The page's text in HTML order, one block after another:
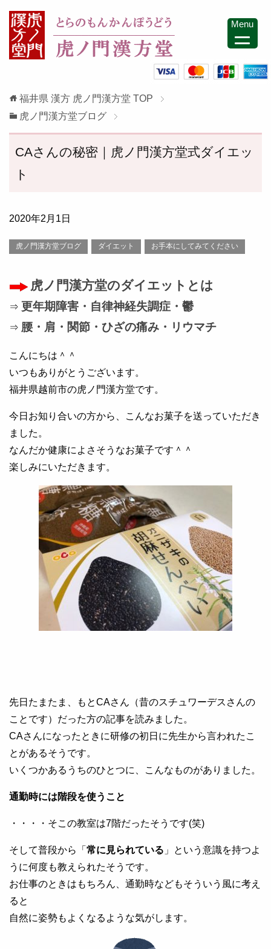
福井県 漢方 虎ノ門漢方堂 TOP
虎ノ門漢方堂ブログ
CAさんの秘密｜虎ノ門漢方堂式ダイエッ
ト
2020年2月1日
虎ノ門漢方堂ブログ ダイエット お手本にしてみてください
虎ノ門漢方堂のダイエットとは
⇒ 更年期障害・自律神経失調症・鬱
⇒ 腰・肩・関節・ひざの痛み・リウマチ
こんにちは＾＾
いつもありがとうございます。
福井県越前市の虎ノ門漢方堂です。
今日お知り合いの方から、こんなお菓子を送っていただき
ました。
なんだか健康によさそうなお菓子です＾＾
楽しみにいただきます。
先日たまたま、もとCAさん（昔のスチュワーデスさんの
ことです）だった方の記事を読みました。
CAさんになったときに研修の初日に先生から言われたこ
とがあるそうです。
いくつかあるうちのひとつに、こんなものがありました。
通勤時には階段を使うこと
・・・・そこの教室は7階だったそうです(笑)
そして普段から「 常に見られている 」という意識を持つよ
うに何度も教えられたそうです。
お仕事のときはもちろん、通勤時などもそういう風に考え
ると
自然に姿勢もよくなるような気がします。
Menu